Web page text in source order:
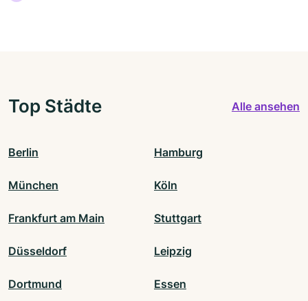
Top Städte Alle ansehen
Berlin Hamburg
München Köln
Frankfurt am Main Stuttgart
Düsseldorf Leipzig
Dortmund Essen